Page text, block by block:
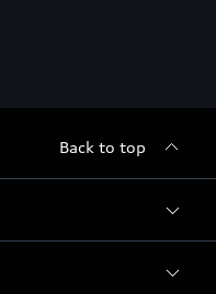
Back to top